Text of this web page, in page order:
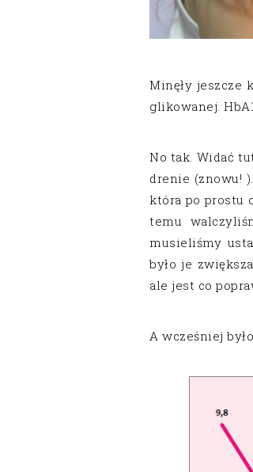
Minęły jeszcze
glikowanej.
No tak. Widać
drenie (znowu!
która po prostu
temu
musieliśmy
było je
ale jest co
A wcześniej